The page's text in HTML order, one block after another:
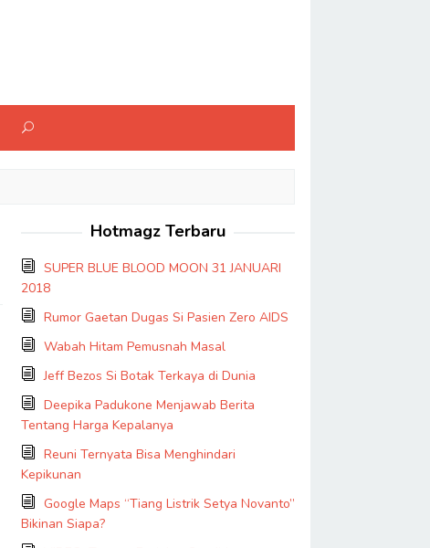
Hotmagz Terbaru
SUPER BLUE BLOOD MOON 31 JANUARI
2018
Rumor Gaetan Dugas Si Pasien Zero AIDS
Wabah Hitam Pemusnah Masal
Jeff Bezos Si Botak Terkaya di Dunia
Deepika Padukone Menjawab Berita
Tentang Harga Kepalanya
Reuni Ternyata Bisa Menghindari
Kepikunan
Google Maps “Tiang Listrik Setya Novanto”
Bikinan Siapa?